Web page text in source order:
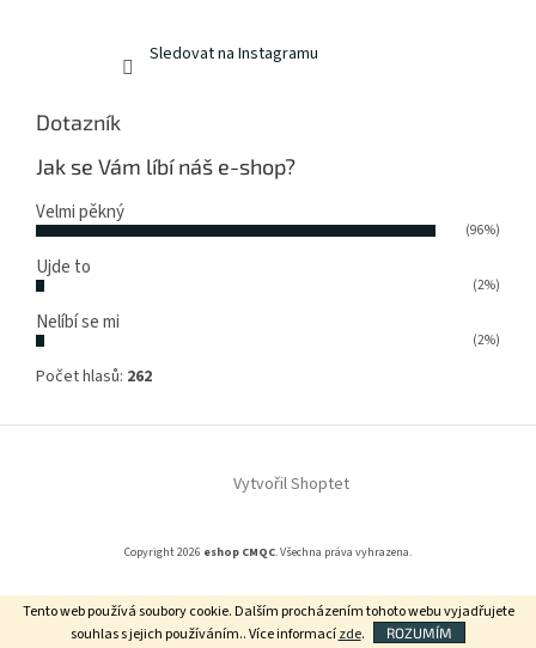
Tento web používá soubory cookie. Dalším procházením tohoto webu vyjadřujete
souhlas s jejich používáním.. Více informacízde. ROZUMÍM
Sledovat na Instagramu
Dotazník
Jak se Vám líbí náš e-shop?
Velmi pěkný
(96%)
Ujde to
(2%)
Nelíbí se mi
(2%)
Počet hlasů: 262
Vytvořil Shoptet
Copyright 2026 eshop CMQC. Všechna práva vyhrazena.
Grafický návrh vytvořil a na Shoptet implementovalTomáš Hlad&
Shopteťák.cz